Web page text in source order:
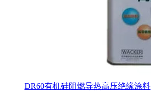
DR60有机硅阻燃导热高压绝缘涂料